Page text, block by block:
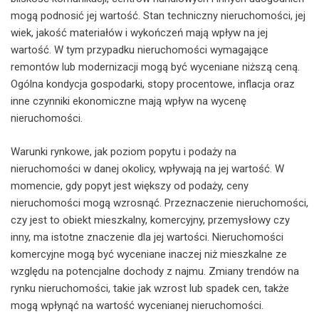
mogą podnosić jej wartość. Stan techniczny nieruchomości, jej
wiek, jakość materiałów i wykończeń mają wpływ na jej
wartość. W tym przypadku nieruchomości wymagające
remontów lub modernizacji mogą być wyceniane niższą ceną.
Ogólna kondycja gospodarki, stopy procentowe, inflacja oraz
inne czynniki ekonomiczne mają wpływ na wycenę
nieruchomości.
Warunki rynkowe, jak poziom popytu i podaży na
nieruchomości w danej okolicy, wpływają na jej wartość. W
momencie, gdy popyt jest większy od podaży, ceny
nieruchomości mogą wzrosnąć. Przeznaczenie nieruchomości,
czy jest to obiekt mieszkalny, komercyjny, przemysłowy czy
inny, ma istotne znaczenie dla jej wartości. Nieruchomości
komercyjne mogą być wyceniane inaczej niż mieszkalne ze
względu na potencjalne dochody z najmu. Zmiany trendów na
rynku nieruchomości, takie jak wzrost lub spadek cen, także
mogą wpłynąć na wartość wycenianej nieruchomości.